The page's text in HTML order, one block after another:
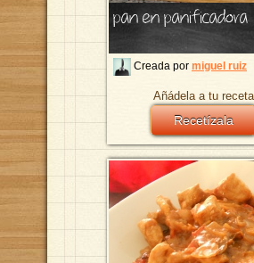
pan en panificadora
Creada por miguel ruiz
Añádela a tu
Recetízala